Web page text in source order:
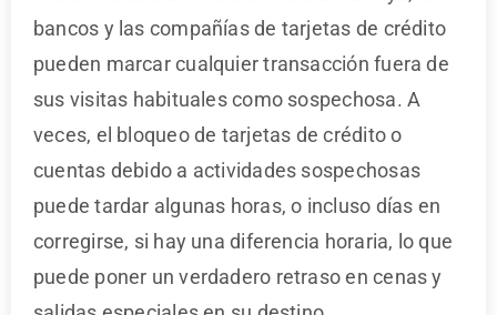
bancos y las compañías de tarjetas de crédito
pueden marcar cualquier transacción fuera de
sus visitas habituales como sospechosa. A
veces, el bloqueo de tarjetas de crédito o
cuentas debido a actividades sospechosas
puede tardar algunas horas, o incluso días en
corregirse, si hay una diferencia horaria, lo que
puede poner un verdadero retraso en cenas y